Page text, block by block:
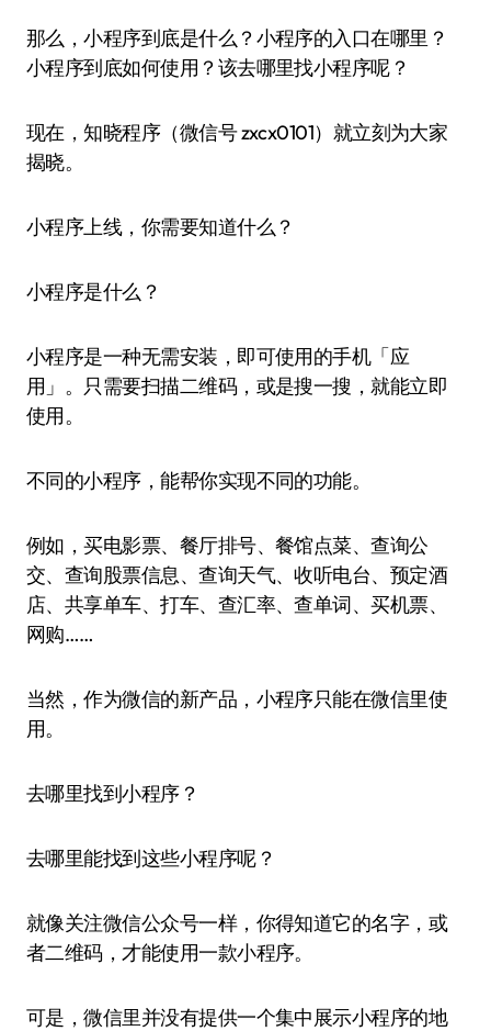
那么，小程序到底是什么？小程序的入口在哪里？
小程序到底如何使用？该去哪里找小程序呢？
现在，知晓程序（微信号 zxcx0101）就立刻为大家
揭晓。
小程序上线，你需要知道什么？
小程序是什么？
小程序是一种无需安装，即可使用的手机「应
用」。只需要扫描二维码，或是搜一搜，就能立即
使用。
不同的小程序，能帮你实现不同的功能。
例如，买电影票、餐厅排号、餐馆点菜、查询公
交、查询股票信息、查询天气、收听电台、预定酒
店、共享单车、打车、查汇率、查单词、买机票、
网购……
当然，作为微信的新产品，小程序只能在微信里使
用。
去哪里找到小程序？
去哪里能找到这些小程序呢？
就像关注微信公众号一样，你得知道它的名字，或
者二维码，才能使用一款小程序。
可是，微信里并没有提供一个集中展示小程序的地